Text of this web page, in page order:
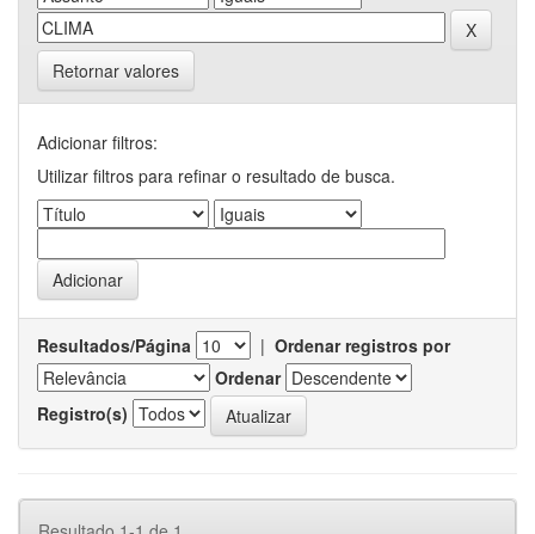
Retornar valores
Adicionar filtros:
Utilizar filtros para refinar o resultado de busca.
Resultados/Página | Ordenar registros por
Ordenar
Registro(s)